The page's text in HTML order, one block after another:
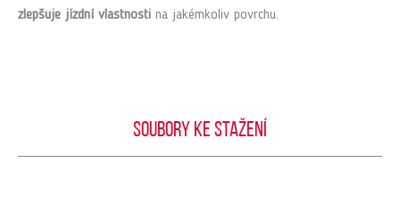
zlepšuje jízdní vlastnosti na jakémkoliv povrchu.
Soubory ke stažení